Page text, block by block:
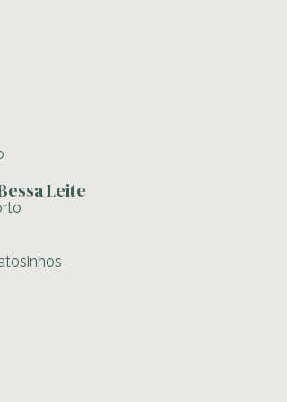
Leite